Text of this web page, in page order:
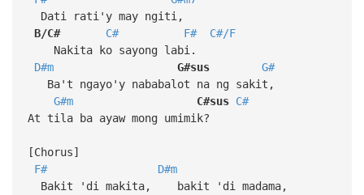
Dati rati'y may ngiti,
B/C#
C# F#
C#/F
Nakita ko sayong labi.
D#m
G#sus
G#
Ba't ngayo'y nababalot na ng sakit,
G#m
C#sus C#
At tila ba ayaw mong umimik?
[Chorus]
F#
D#m
Bakit 'di makita, bakit 'di madama,